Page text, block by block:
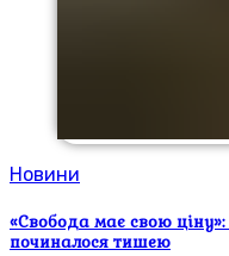
Новини
«Свобода має свою ціну»:
починалося тишею